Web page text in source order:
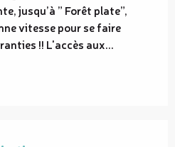
jusqu’à ” Forêt plate”,
vitesse pour se faire
!! L'accès aux...